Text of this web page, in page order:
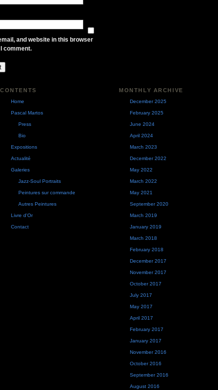
and website in this browser
comment.
CONTENTS
Home
Pascal Martos
Press
Bio
Expositions
Actualité
Galeries
Jazz-Soul Portraits
Peintures sur commande
Autres Peintures
Livre d'Or
Contact
MONTHLY ARCHIVE
December 2025
February 2025
June 2024
April 2024
March 2023
December 2022
May 2022
March 2022
May 2021
September 2020
March 2019
January 2019
March 2018
February 2018
December 2017
November 2017
October 2017
July 2017
May 2017
April 2017
February 2017
January 2017
November 2016
October 2016
September 2016
August 2016